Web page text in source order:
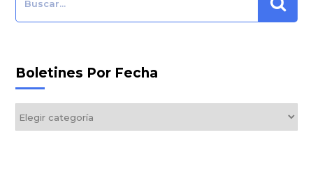
Boletines Por Fecha
Boletines
por